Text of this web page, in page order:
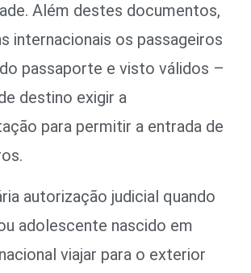
Além destes documentos,
internacionais os passageiros
passaporte e visto válidos –
destino exigir a
para permitir a entrada de
autorização judicial quando
adolescente nascido em
viajar para o exterior